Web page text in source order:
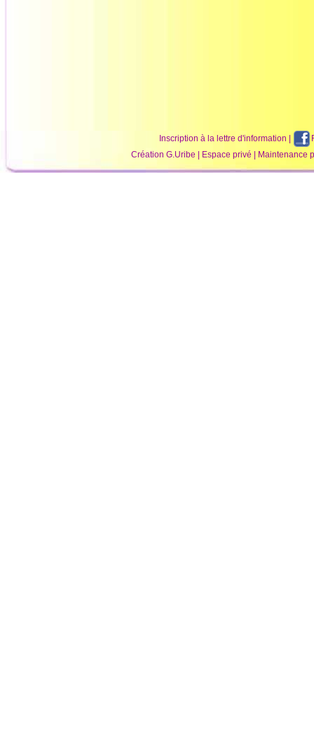
Inscription à la lettre d'information |
CréationG.Uribe | Espace privé | Maintenance